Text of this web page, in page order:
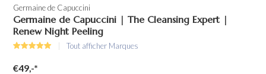
Germaine de Capuccini
Germaine de Capuccini | The Cleansing Expert |
Renew Night Peeling
Tout afficher Marques
€49,-*